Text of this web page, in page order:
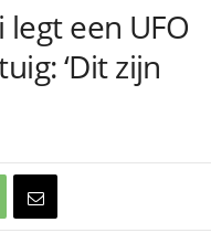
een UFO
‘Dit zijn